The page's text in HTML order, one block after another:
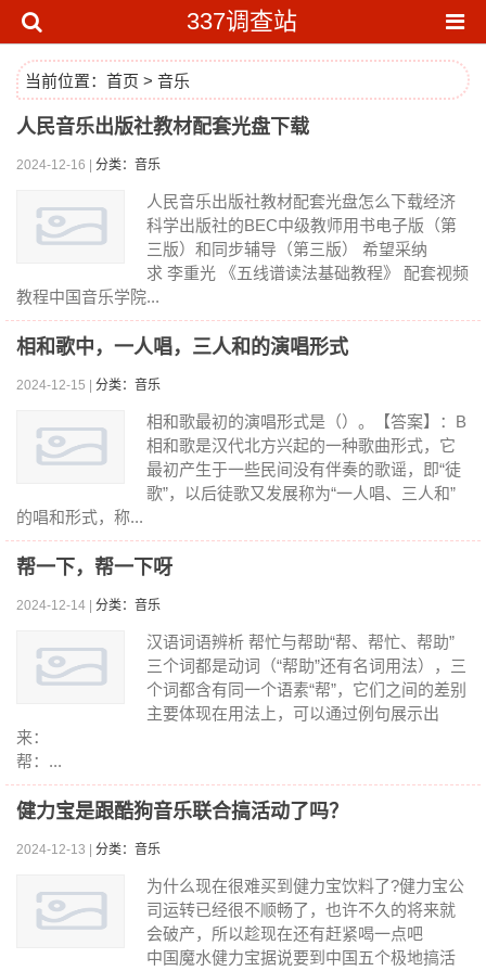
337调查站
当前位置： 首页 > 音乐
人民音乐出版社教材配套光盘下载
2024-12-16 | 分类：音乐
人民音乐出版社教材配套光盘怎么下载经济
科学出版社的BEC中级教师用书电子版（第
三版）和同步辅导（第三版） 希望采纳
求 李重光 《五线谱读法基础教程》 配套视频
教程中国音乐学院...
相和歌中，一人唱，三人和的演唱形式
2024-12-15 | 分类：音乐
相和歌最初的演唱形式是（）。【答案】：B
相和歌是汉代北方兴起的一种歌曲形式，它
最初产生于一些民间没有伴奏的歌谣，即“徒
歌”，以后徒歌又发展称为“一人唱、三人和”
的唱和形式，称...
帮一下，帮一下呀
2024-12-14 | 分类：音乐
汉语词语辨析 帮忙与帮助“帮、帮忙、帮助”
三个词都是动词（“帮助”还有名词用法），三
个词都含有同一个语素“帮”，它们之间的差别
主要体现在用法上，可以通过例句展示出
来：
帮：...
健力宝是跟酷狗音乐联合搞活动了吗？
2024-12-13 | 分类：音乐
为什么现在很难买到健力宝饮料了?健力宝公
司运转已经很不顺畅了，也许不久的将来就
会破产，所以趁现在还有赶紧喝一点吧
中国魔水健力宝据说要到中国五个极地搞活